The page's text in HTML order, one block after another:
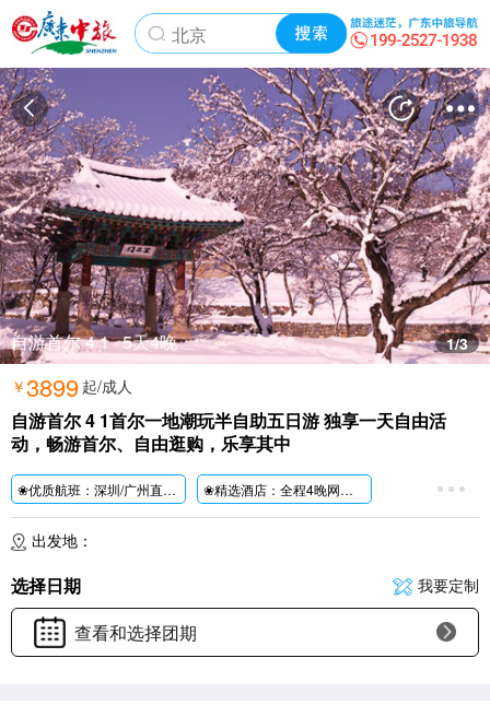
1/3
自游首尔 4 1 · 5天4晚
￥3899 起/成人
自游首尔 4 1首尔一地潮玩半自助五日游 独享一天自由活
动，畅游首尔、自由逛购，乐享其中
❀优质航班： 深圳/广州直飞·正点航班·非廉价航空·保证游览时间充足; ❀精选酒店：全程4晚网评四钻酒店，特别安排2晚
佛系青年在奉恩寺实现佛系逃离计划 英式文艺风VS樱花纷飞-小众延南洞
出发地：
选择日期 我要定制
查看和选择团期